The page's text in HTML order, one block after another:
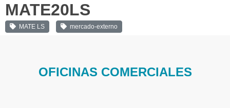
MATE20LS
MATE LS mercado-externo
OFICINAS COMERCIALES